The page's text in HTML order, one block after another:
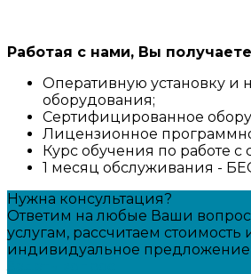
Работая с нами, Вы
Оперативную установку и
оборудования;
Сертифицированное
Лицензионное
Курс обучения по работе с
1 месяц обслуживания -
Нужна консультация?
Ответим на любые Ваши
услугам, рассчитаем стоимость
индивидуальное предложение